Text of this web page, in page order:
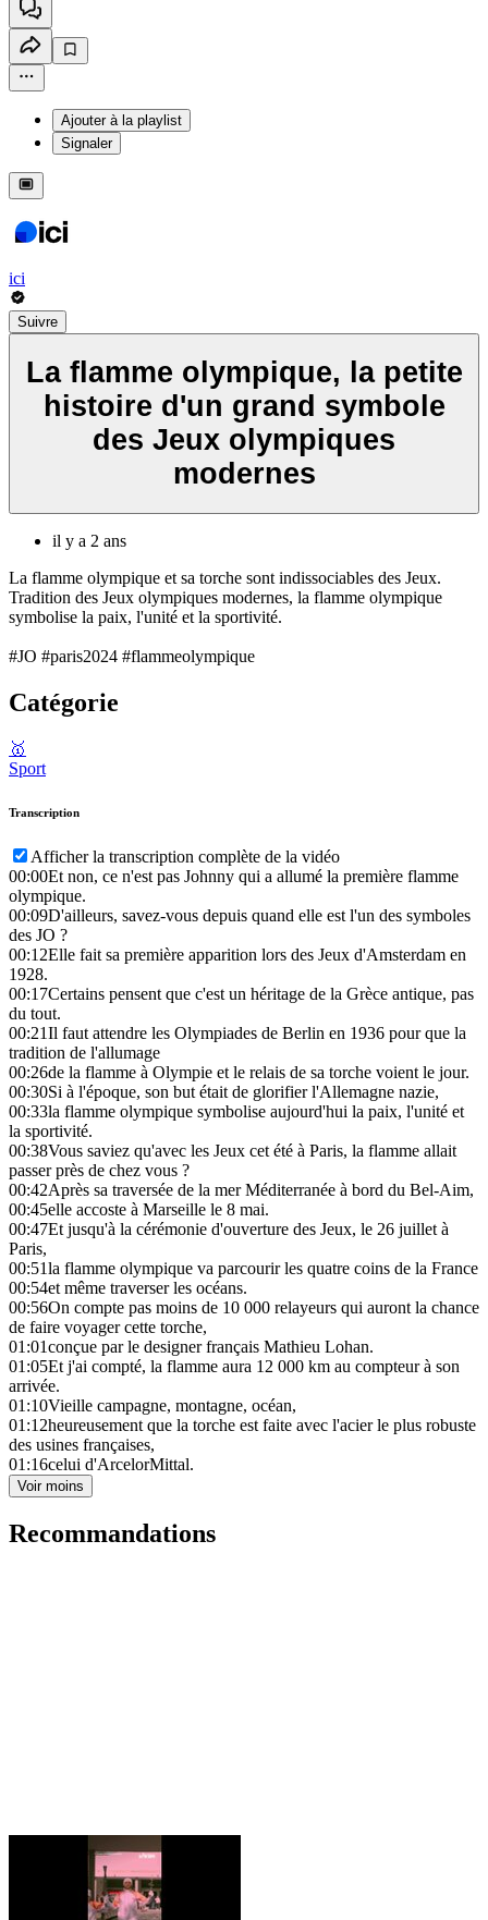
Ajouter à la playlist
Signaler
ici
Suivre
La flamme olympique, la petite
histoire d'un grand symbole
des Jeux olympiques
modernes
il y a 2 ans
La flamme olympique et sa torche sont indissociables des Jeux.
Tradition des Jeux olympiques modernes, la flamme olympique
symbolise la paix, l'unité et la sportivité.
#JO #paris2024 #flammeolympique
Catégorie
🥇
Sport
Transcription
Afficher la transcription complète de la vidéo
00:00Et non, ce n'est pas Johnny qui a allumé la première flamme
olympique.
00:09D'ailleurs, savez-vous depuis quand elle est l'un des symboles
des JO ?
00:12Elle fait sa première apparition lors des Jeux d'Amsterdam en
1928.
00:17Certains pensent que c'est un héritage de la Grèce antique, pas
du tout.
00:21Il faut attendre les Olympiades de Berlin en 1936 pour que la
tradition de l'allumage
00:26de la flamme à Olympie et le relais de sa torche voient le jour.
00:30Si à l'époque, son but était de glorifier l'Allemagne nazie,
00:33la flamme olympique symbolise aujourd'hui la paix, l'unité et
la sportivité.
00:38Vous saviez qu'avec les Jeux cet été à Paris, la flamme allait
passer près de chez vous ?
00:42Après sa traversée de la mer Méditerranée à bord du Bel-Aim,
00:45elle accoste à Marseille le 8 mai.
00:47Et jusqu'à la cérémonie d'ouverture des Jeux, le 26 juillet à
Paris,
00:51la flamme olympique va parcourir les quatre coins de la France
00:54et même traverser les océans.
00:56On compte pas moins de 10 000 relayeurs qui auront la chance
de faire voyager cette torche,
01:01conçue par le designer français Mathieu Lohan.
01:05Et j'ai compté, la flamme aura 12 000 km au compteur à son
arrivée.
01:10Vieille campagne, montagne, océan,
01:12heureusement que la torche est faite avec l'acier le plus robuste
des usines françaises,
01:16celui d'ArcelorMittal.
Voir moins
Recommandations